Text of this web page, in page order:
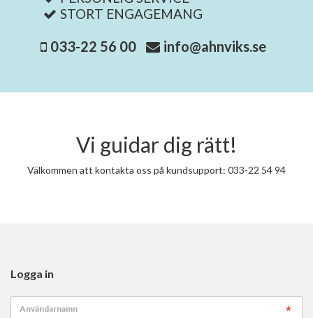
STORT ENGAGEMANG
033-22 56 00 info@ahnviks.se
Vi guidar dig rätt!
Välkommen att kontakta oss på kundsupport: 033-22 54 94
Logga in
Användarnamn